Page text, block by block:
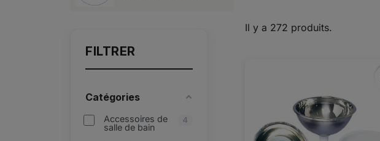
FILTRER
Catégories
Accessoires de
salle de bain
4
Il y a 272 produits.